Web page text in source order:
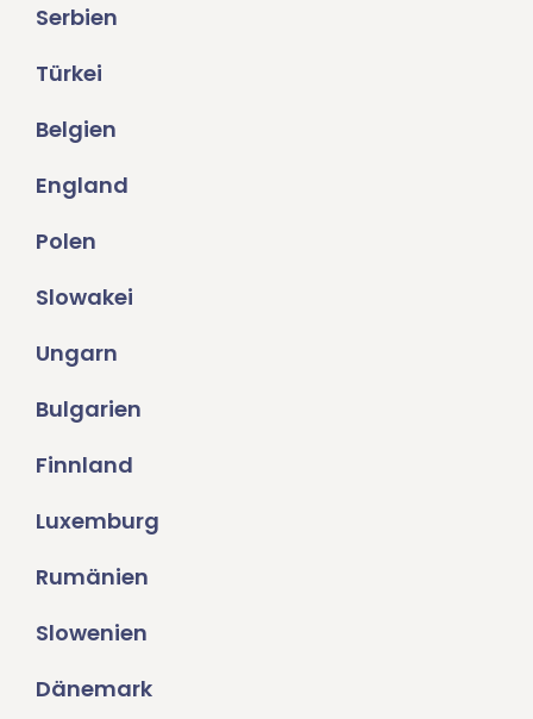
Serbien
Türkei
Belgien
England
Polen
Slowakei
Ungarn
Bulgarien
Finnland
Luxemburg
Rumänien
Slowenien
Dänemark